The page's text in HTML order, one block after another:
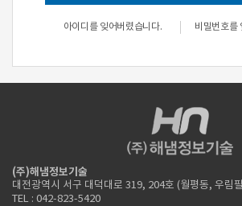
아이디를 잊어버렸습니다. 비밀번호를
(주)해냄정보기술
대전광역시 서구 대덕대로 319, 204호 (월평동, 우림
TEL : 042-823-5420